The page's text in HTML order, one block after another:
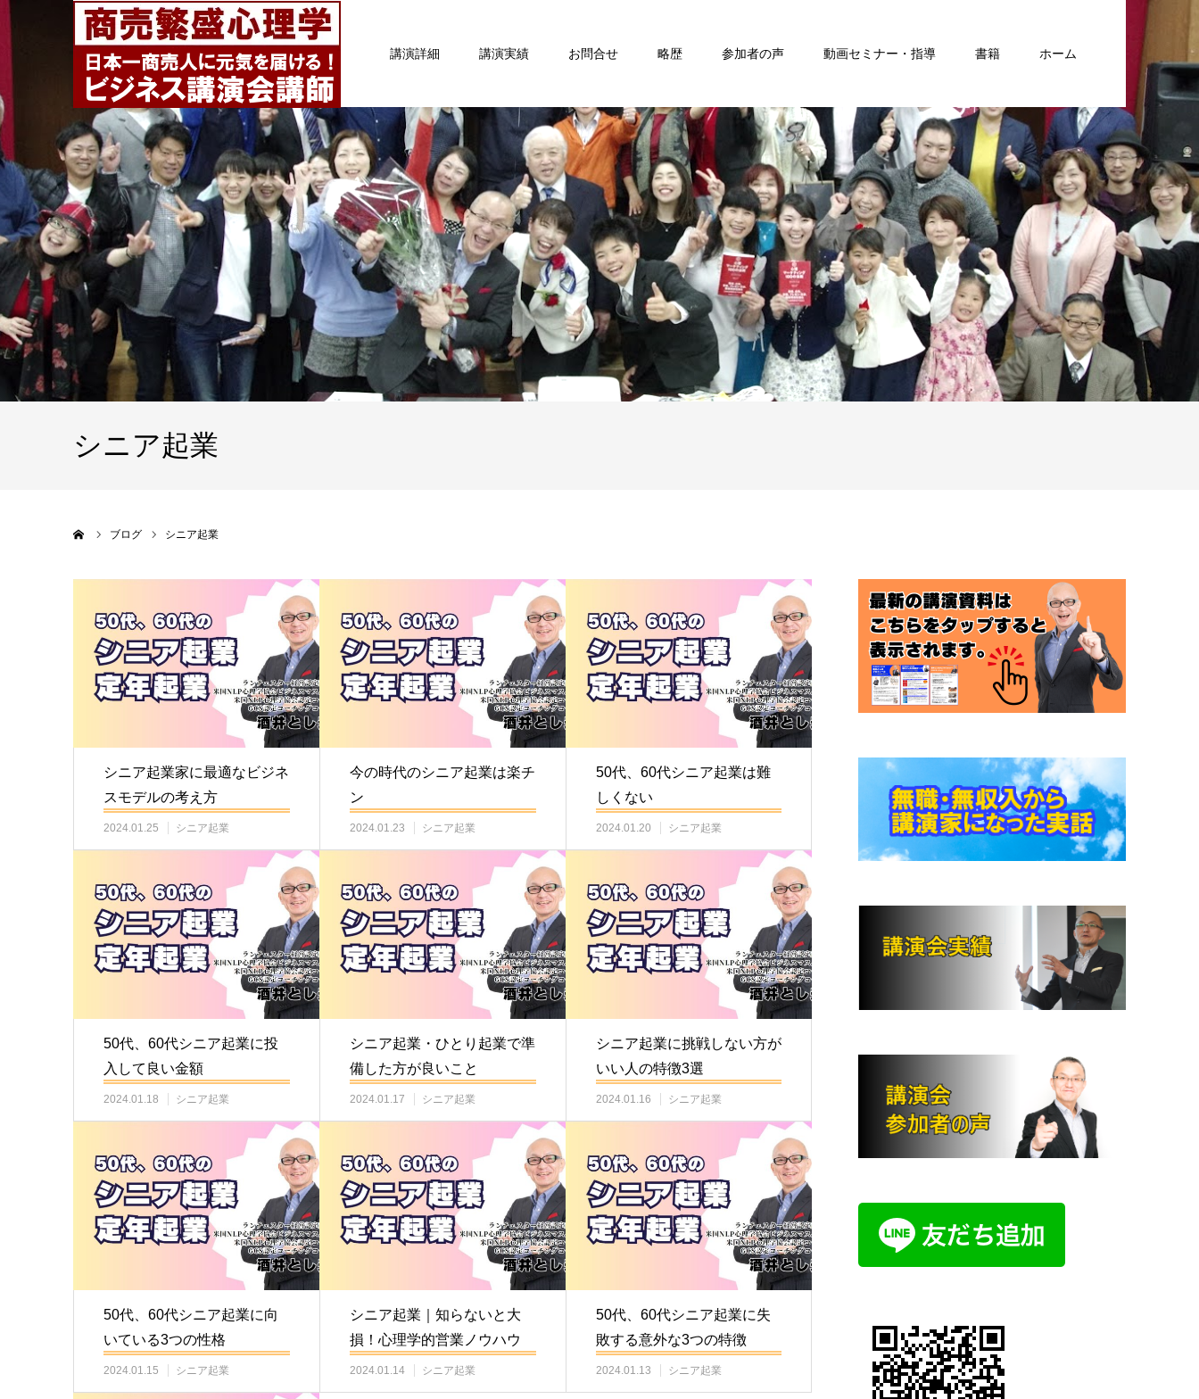
講演詳細 講演実績 お問合せ 略歴 参加者の声 動画セミナー・指導 書籍 ホーム
シニア起業
ブログ シニア起業
シニア起業家に最適なビジネ
スモデルの考え方
2024.01.25 シニア起業
今の時代のシニア起業は楽チ
ン
2024.01.23 シニア起業
50代、60代シニア起業は難
しくない
2024.01.20 シニア起業
50代、60代シニア起業に投
入して良い金額
2024.01.18 シニア起業
シニア起業・ひとり起業で準
備した方が良いこと
2024.01.17 シニア起業
シニア起業に挑戦しない方が
いい人の特徴3選
2024.01.16 シニア起業
50代、60代シニア起業に向
いている3つの性格
2024.01.15 シニア起業
シニア起業｜知らないと大
損！心理学的営業ノウハウ
2024.01.14 シニア起業
50代、60代シニア起業に失
敗する意外な3つの特徴
2024.01.13 シニア起業